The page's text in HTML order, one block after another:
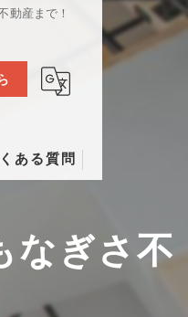
動産まで！
ある質問
なぎさ不